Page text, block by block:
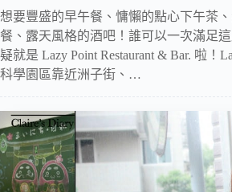
想要豐盛的早午餐、慵懶的點心下午茶
餐、露天風格的酒吧！誰可以一次滿足
疑就是 Lazy Point Restaurant & Bar. 啦！
科學園區靠近洲子街、…